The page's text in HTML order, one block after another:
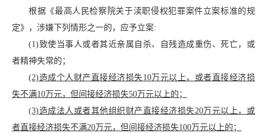
根据《最高人民检察院关于渎职侵权犯罪案件立案标准的规
定》，涉嫌下列情形之一的，应予立案:
(1)致使当事人或者其近亲属自杀、自残造成重伤、死亡，或
者精神失常的；
(2)造成个人财产直接经济损失10万元以上，或者直接经济损
失不满10万元，但间接经济损失50万元以上的；
(3)造成法人或者其他组织财产直接经济损失20万元以上，或
者直接经济损失不满20万元，但间接经济损失100万元以上的；